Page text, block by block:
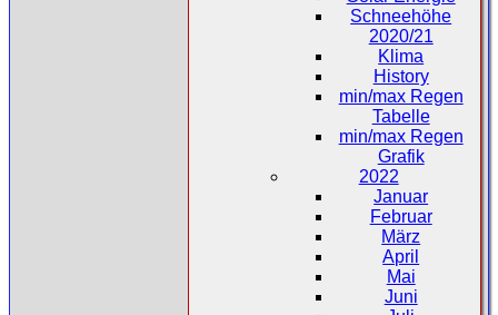
Schneehöhe
2020/21
Klima
History
min/max Regen
Tabelle
min/max Regen
Grafik
2022
Januar
Februar
März
April
Mai
Juni